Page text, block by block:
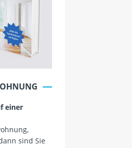
einer
sind Sie